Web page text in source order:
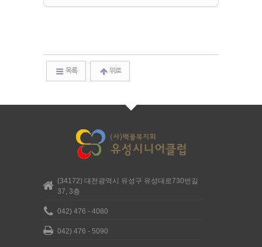
목록 위로
(34172) 대전광역시 유성구 유성대로730번길
37, 3층
042) 476 - 4080
042) 476 - 5090